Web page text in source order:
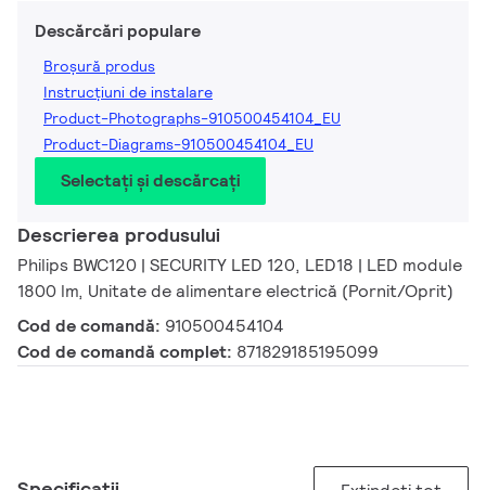
Descărcări populare
Broșură produs
Instrucțiuni de instalare
Product-Photographs-910500454104_EU
Product-Diagrams-910500454104_EU
Selectați și descărcați
Descrierea produsului
Philips BWC120 | SECURITY LED 120, LED18 | LED module
1800 lm, Unitate de alimentare electrică (Pornit/Oprit)
Cod de comandă: 910500454104
Cod de comandă complet: 871829185195099